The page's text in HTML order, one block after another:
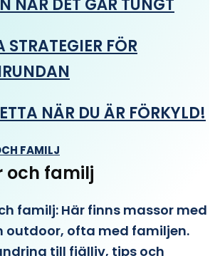
NÄR DET GÅR TUNGT
STRATEGIER FÖR
NÄR DU ÄR FÖRKYLD!
FAMILJ
och familj
familj: Här finns massor med
outdoor, ofta med familjen.
till fjälliv, tips och